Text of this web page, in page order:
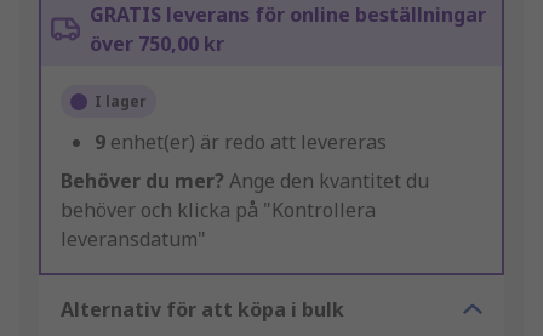
GRATIS leverans för online beställningar
över 750,00 kr
I lager
9 enhet(er) är redo att levereras
Behöver du mer? Ange den kvantitet du
behöver och klicka på "Kontrollera
leveransdatum"
Alternativ för att köpa i bulk